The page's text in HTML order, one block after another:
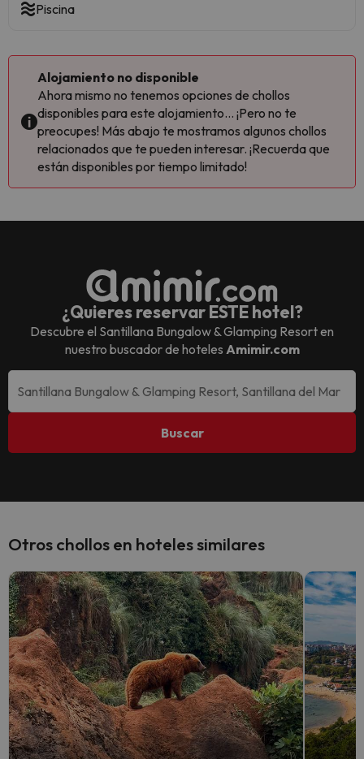
Piscina
Alojamiento no disponible
Ahora mismo no tenemos opciones de chollos
disponibles para este alojamiento... ¡Pero no te
preocupes! Más abajo te mostramos algunos chollos
relacionados que te pueden interesar. ¡Recuerda que
están disponibles por tiempo limitado!
¿Quieres reservar ESTE hotel?
Descubre el Santillana Bungalow & Glamping Resorten
nuestro buscador de hoteles Amimir.com
Buscar
Otros chollos en hoteles similares